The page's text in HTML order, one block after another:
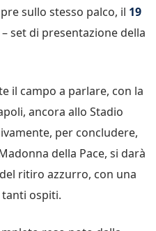
sullo stesso palco, il 19
set di presentazione della
il campo a parlare, con la
ancora allo Stadio
per concludere,
della Pace, si darà
ritiro azzurro, con una
ospiti.